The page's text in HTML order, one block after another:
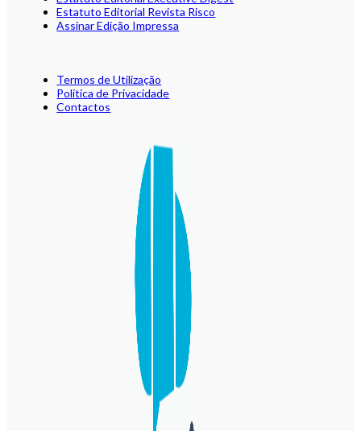
Estatuto Editorial Revista Risco
Assinar Edição Impressa
Termos de Utilização
Política de Privacidade
Contactos